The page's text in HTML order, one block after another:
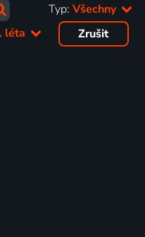
Typ: Všechny
léta Zrušit